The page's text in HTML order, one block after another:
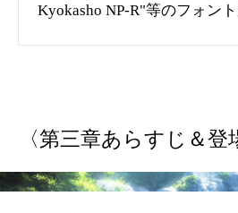
Kyokasho NP-R"等のフォント
〈第三章あらすじ＆登